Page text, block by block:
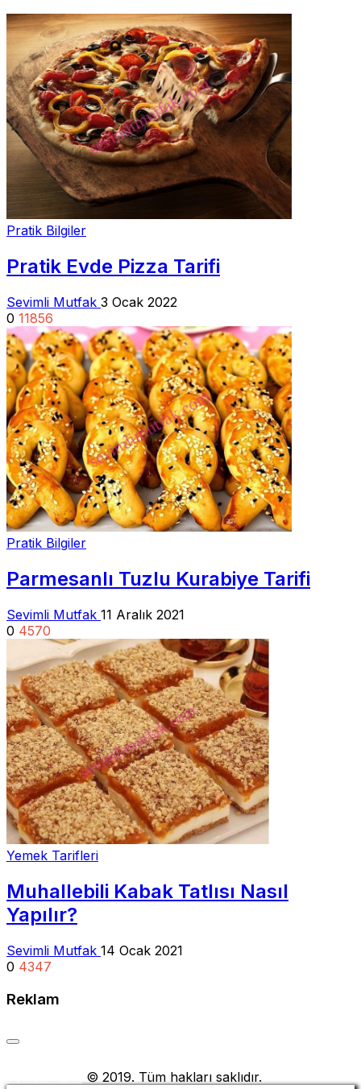
Pratik Bilgiler
Pratik Evde Pizza Tarifi
Sevimli Mutfak 3 Ocak 2022
0 11856
Pratik Bilgiler
Parmesanlı Tuzlu Kurabiye Tarifi
Sevimli Mutfak 11 Aralık 2021
0 4570
Yemek Tarifleri
Muhallebili Kabak Tatlısı Nasıl
Yapılır?
Sevimli Mutfak 14 Ocak 2021
0 4347
Reklam
© 2019. Tüm hakları saklıdır.